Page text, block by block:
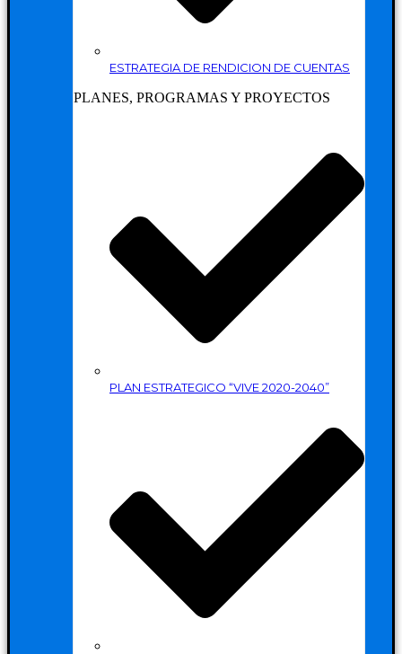
ESTRATEGIA DE RENDICION DE CUENTAS
PLANES, PROGRAMAS Y PROYECTOS
PLAN ESTRATEGICO “VIVE 2020-2040”